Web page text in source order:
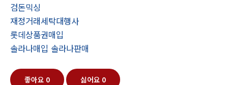
검돈믹싱
재정거래세탁대행사
롯데상품권매입
솔라나매입 솔라나판매
좋아요 0 싫어요 0